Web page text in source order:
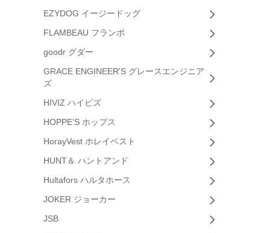
EZYDOG イージードッグ
FLAMBEAU フランボ
goodr グダー
GRACE ENGINEER'S グレースエンジニア
ズ
HIVIZ ハイビズ
HOPPE’S ホップス
HorayVest ホレイベスト
HUNT＆ ハントアンド
Hultafors ハルタホース
JOKER ジョーカー
JSB